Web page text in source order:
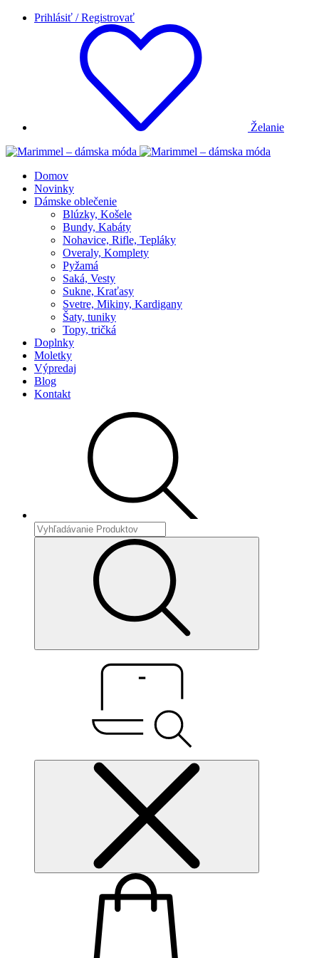
Prihlásiť / Registrovať
Želanie
Domov
Novinky
Dámske oblečenie
Blúzky, Košele
Bundy, Kabáty
Nohavice, Rifle, Tepláky
Overaly, Komplety
Pyžamá
Saká, Vesty
Sukne, Kraťasy
Svetre, Mikiny, Kardigany
Šaty, tuniky
Topy, tričká
Doplnky
Moletky
Výpredaj
Blog
Kontakt